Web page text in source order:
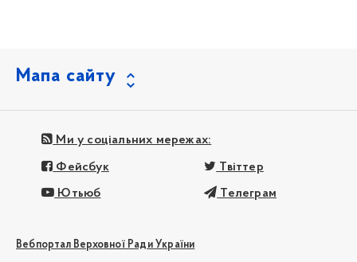
Мапа сайту
Ми у соціальних мережах:
Фейсбук Твіттер
Ютьюб Телеграм
Вебпортал Верховної Ради України